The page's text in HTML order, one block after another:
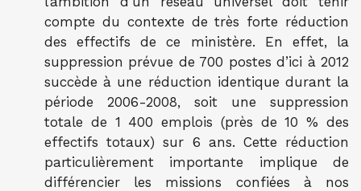
compte du contexte de très forte réduction
des effectifs de ce ministère. En effet, la
suppression prévue de 700 postes d’ici à 2012
succède à une réduction identique durant la
période 2006-2008, soit une suppression
totale de 1 400 emplois (près de 10 % des
effectifs totaux) sur 6 ans. Cette réduction
particulièrement importante implique de
différencier les missions confiées à nos